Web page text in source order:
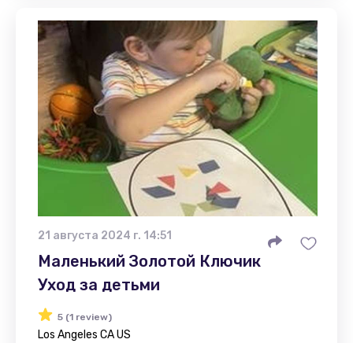
21 августа 2024 г. 14:51
Маленький Золотой Ключик
Уход за детьми
5 (1 review)
Los Angeles CA US